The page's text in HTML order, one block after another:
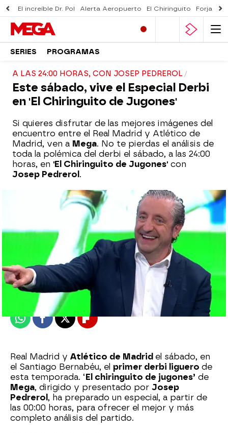
El increíble Dr. Pol Alerta Aeropuerto El Chiringuito Forjado
SERIES PROGRAMAS
A LAS 24:00 HORAS, CON JOSEP PEDREROL
Este sábado, vive el Especial Derbi
en 'El Chiringuito de Jugones'
Si quieres disfrutar de las mejores imágenes del
encuentro entre el Real Madrid y Atlético de
Madrid, ven a Mega. No te pierdas el análisis de
toda la polémica del derbi el sábado, a las 24:00
horas, en 'El Chiringuito de Jugones' con
Josep Pedrerol .
mega
Madrid
Publicado:23 de septiembre de 2018, 18:12
WhatsappFacebook
X Flipboard
Real Madrid y Atlético de Madrid el sábado, en
el Santiago Bernabéu, el primer derbi liguero de
esta temporada. ‘El chiringuito de jugones’ de
Mega, dirigido y presentado por Josep
Pedrerol , ha preparado un especial, a partir de
las 00:00 horas, para ofrecer el mejor y más
completo análisis del partido.